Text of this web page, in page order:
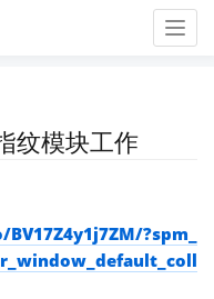
纹模块工作
?spm_